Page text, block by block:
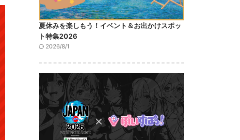
夏休みを楽しもう！イベント＆お出かけスポッ
ト特集2026
2026/8/1